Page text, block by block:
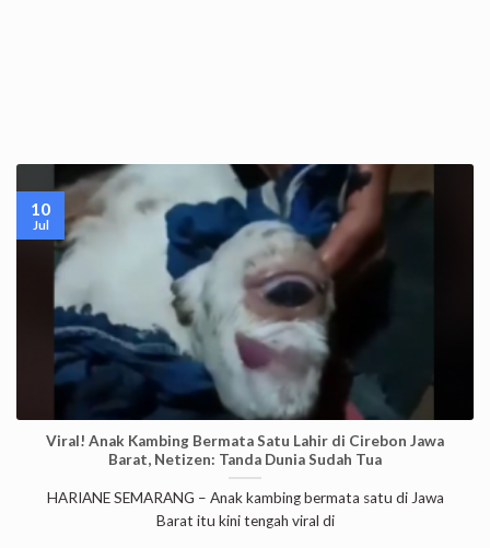
Viral! Anak Kambing Bermata Satu Lahir di Cirebon Jawa
Barat, Netizen: Tanda Dunia Sudah Tua
HARIANE SEMARANG – Anak kambing bermata satu di Jawa
Barat itu kini tengah viral di
10
Jul